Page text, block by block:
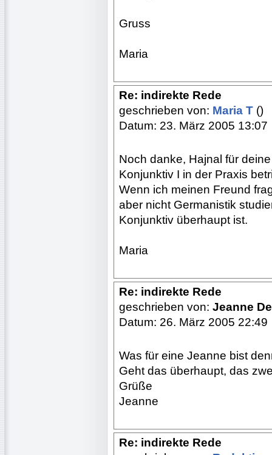
Gruss
Maria
Re: indirekte Rede
geschrieben von: Maria T ()
Datum: 23. März 2005 13:07
Noch danke, Hajnal für
Konjunktiv I in der Praxis
Wenn ich meinen Freund
aber nicht Germanistik
Konjunktiv überhaupt ist.
Maria
Re: indirekte Rede
geschrieben von: Jeanne
Datum: 26. März 2005 22:49
Was für eine Jeanne bist
Geht das überhaupt, das
Grüße
Jeanne
Re: indirekte Rede